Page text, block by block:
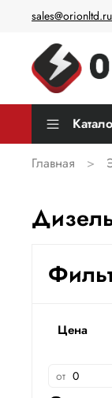
sales@orionltd.ru
Главная
Цена
от